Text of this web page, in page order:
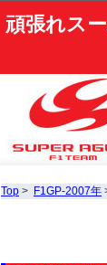
頑張れス
Top > F1GP-2007年